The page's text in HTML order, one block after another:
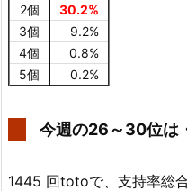
2個
30.2%
3個
9.2%
4個
0.8%
5個
0.2%
今週の26～30位は
1445 回totoで、支持率総